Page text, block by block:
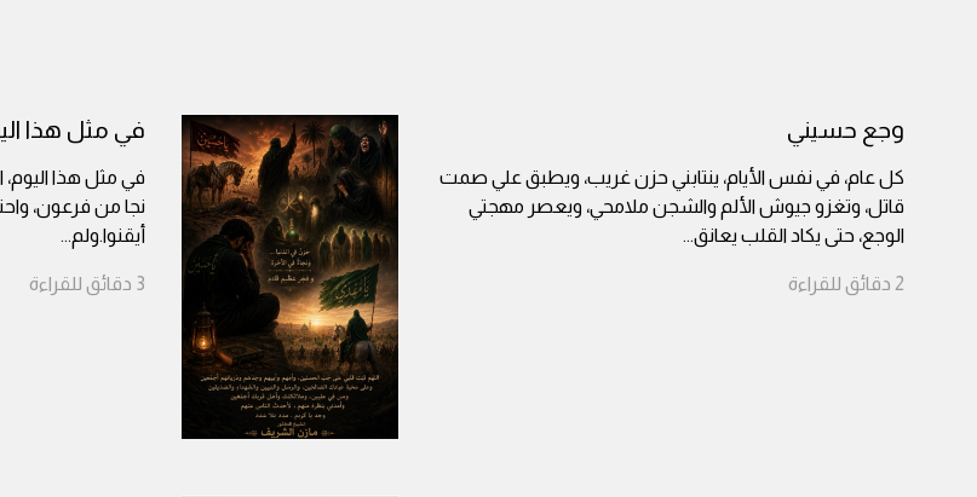
وجع حسيني
كل عام، في نفس الأيام، ينتابني حزن غريب، ويطبق علي صمت
قاتل، وتغزو جيوش الألم والشجن ملامحي، ويعصر مهجتي
الوجع، حتى يكاد القلب يعانق...
2 دقائق للقراءة
في مثل هذا
في مثل هذا
نجا من فرعون،
أيقنوا.ولم...
3 دقائق للقراءة